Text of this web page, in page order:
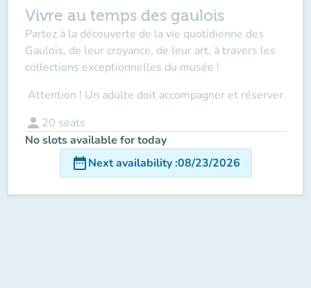
Vivre au temps des gaulois
Partez à la découverte de la vie quotidienne des
Gaulois, de leur croyance, de leur art, à travers les
collections exceptionnelles du musée !
Attention ! Un adulte doit accompagner et réserver.
person 20 seats
No slots available for today
date_rangeNext availability:08/23/2026